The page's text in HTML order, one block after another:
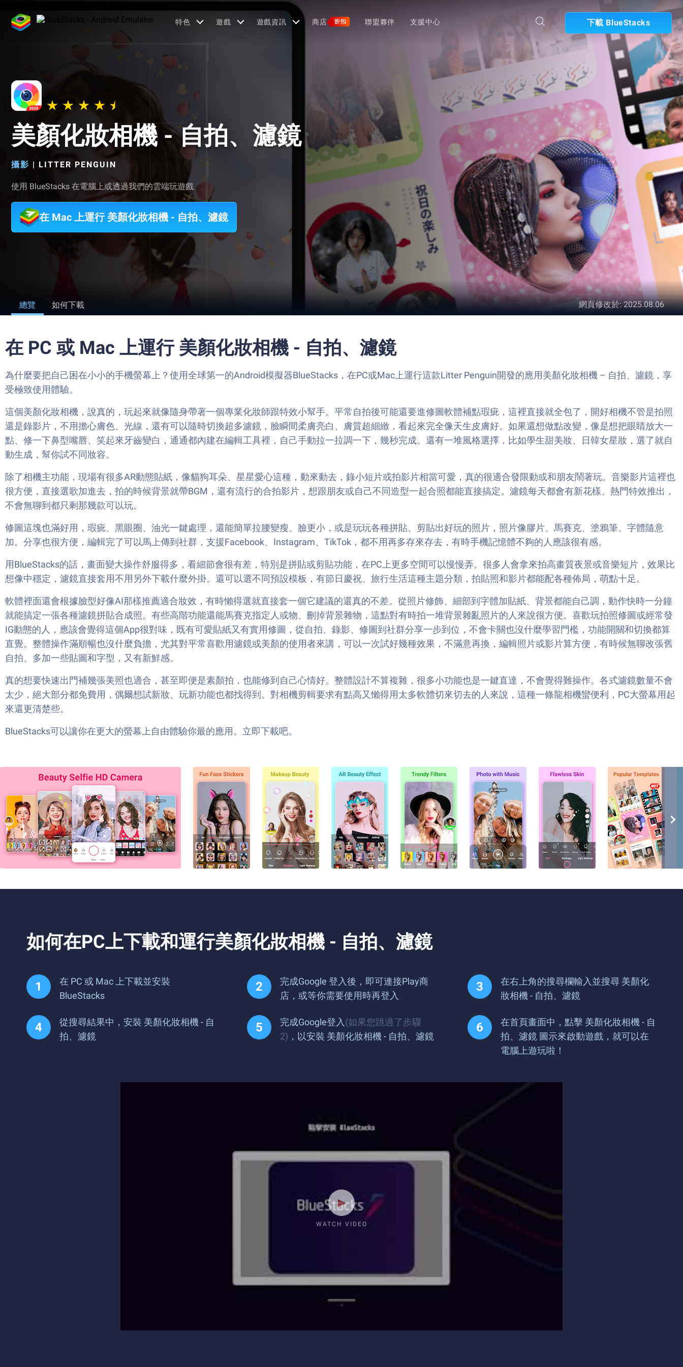
特色 遊戲 遊戲資訊 商店 折扣 聯盟夥伴 支援中心 下載 BlueStacks
美顏化妝相機 - 自拍、濾鏡
攝影 | LITTER PENGUIN
使用 BlueStacks 在電腦上或透過我們的雲端玩遊戲
在 Mac 上運行 美顏化妝相機 - 自拍、濾鏡
總覽 如何下載 網頁修改於:2025.08.06
在 PC 或 Mac 上運行 美顏化妝相機 - 自拍、濾鏡
為什麼要把自己困在小小的手機螢幕上？使用全球第一的Android模擬器BlueStacks，在PC或Mac上運行這款Litter Penguin開發的應用美顏化妝相機 – 自拍、濾鏡，享
受極致使用體驗。
這個美顏化妝相機，說真的，玩起來就像隨身帶著一個專業化妝師跟特效小幫手。平常自拍後可能還要進修圖軟體補點瑕疵，這裡直接就全包了，開好相機不管是拍照
還是錄影片，不用擔心膚色、光線，還有可以隨時切換超多濾鏡，臉瞬間柔膚亮白、膚質超細緻，看起來完全像天生皮膚好。如果還想做點改變，像是想把眼睛放大一
點、修一下鼻型嘴唇、笑起來牙齒變白，通通都內建在編輯工具裡，自己手動拉一拉調一下，幾秒完成。還有一堆風格選擇，比如學生甜美妝、日韓女星妝，選了就自
動生成，幫你試不同妝容。
除了相機主功能，現場有很多AR動態貼紙，像貓狗耳朵、星星愛心這種，動來動去，錄小短片或拍影片相當可愛，真的很適合發限動或和朋友鬧著玩。音樂影片這裡也
很方便，直接選歌加進去，拍的時候背景就帶BGM，還有流行的合拍影片，想跟朋友或自己不同造型一起合照都能直接搞定。濾鏡每天都會有新花樣、熱門特效推出，
不會無聊到都只剩那幾款可以玩。
修圖這塊也滿好用，瑕疵、黑眼圈、油光一鍵處理，還能簡單拉腰變瘦、臉更小，或是玩玩各種拼貼、剪貼出好玩的照片，照片像膠片、馬賽克、塗鴉筆、字體隨意
加。分享也很方便，編輯完了可以馬上傳到社群，支援Facebook、Instagram、TikTok，都不用再多存來存去，有時手機記憶體不夠的人應該很有感。
用BlueStacks的話，畫面變大操作舒服得多，看細節會很有差，特別是拼貼或剪貼功能，在PC上更多空間可以慢慢弄。很多人會拿來拍高畫質夜景或音樂短片，效果比
想像中穩定，濾鏡直接套用不用另外下載什麼外掛。還可以選不同預設模板，有節日慶祝、旅行生活這種主題分類，拍貼照和影片都能配各種佈局，萌點十足。
軟體裡面還會根據臉型好像AI那樣推薦適合妝效，有時懶得選就直接套一個它建議的還真的不差。從照片修飾、細部到字體加貼紙、背景都能自己調，動作快時一分鐘
就能搞定一張各種濾鏡拼貼合成照。有些高階功能還能馬賽克指定人或物、刪掉背景雜物，這點對有時拍一堆背景雜亂照片的人來說很方便。喜歡玩拍照修圖或經常發
IG動態的人，應該會覺得這個App很對味，既有可愛貼紙又有實用修圖，從自拍、錄影、修圖到社群分享一步到位，不會卡關也沒什麼學習門檻，功能開關和切換都算
直覺。整體操作滿順暢也沒什麼負擔，尤其對平常喜歡用濾鏡或美顏的使用者來講，可以一次試好幾種效果，不滿意再換，編輯照片或影片算方便，有時候無聊改張舊
自拍、多加一些貼圖和字型，又有新鮮感。
真的想要快速出門補幾張美照也適合，甚至即便是素顏拍，也能修到自己心情好。整體設計不算複雜，很多小功能也是一鍵直達，不會覺得難操作。各式濾鏡數量不會
太少，絕大部分都免費用，偶爾想試新妝、玩新功能也都找得到。對相機剪輯要求有點高又懶得用太多軟體切來切去的人來說，這種一條龍相機蠻便利，PC大螢幕用起
來還更清楚些。
BlueStacks可以讓你在更大的螢幕上自由體驗你最的應用。立即下載吧。
如何在PC上下載和運行美顏化妝相機 - 自拍、濾鏡
在 PC 或 Mac 上下載並安裝
BlueStacks
完成Google 登入後，即可連接Play商
店，或等你需要使用時再登入
在右上角的搜尋欄輸入並搜尋 美顏化
妝相機 - 自拍、濾鏡
從搜尋結果中，安裝 美顏化妝相機 - 自
拍、濾鏡
完成Google登入 (如果您跳過了步驟
2) ，以安裝 美顏化妝相機 - 自拍、濾鏡
在首頁畫面中，點擊 美顏化妝相機 - 自
拍、濾鏡 圖示來啟動遊戲，就可以在
電腦上遊玩啦！
WATCH VIDEO